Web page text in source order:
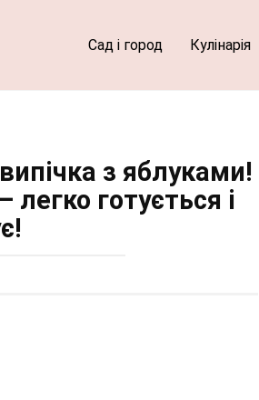
Сад і город Кулінарія
з яблуками!
готується і